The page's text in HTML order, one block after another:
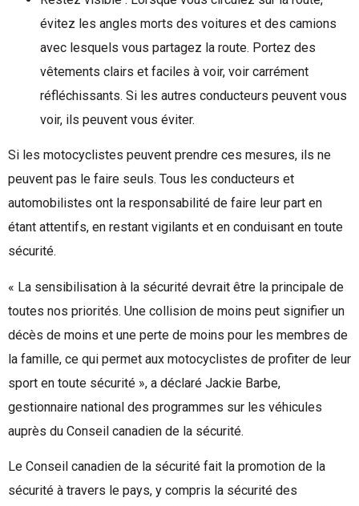
évitez les angles morts des voitures et des camions
avec lesquels vous partagez la route. Portez des
vêtements clairs et faciles à voir, voir carrément
réfléchissants. Si les autres conducteurs peuvent vous
voir, ils peuvent vous éviter.
Si les motocyclistes peuvent prendre ces mesures, ils ne
peuvent pas le faire seuls. Tous les conducteurs et
automobilistes ont la responsabilité de faire leur part en
étant attentifs, en restant vigilants et en conduisant en toute
sécurité.
« La sensibilisation à la sécurité devrait être la principale de
toutes nos priorités. Une collision de moins peut signifier un
décès de moins et une perte de moins pour les membres de
la famille, ce qui permet aux motocyclistes de profiter de leur
sport en toute sécurité », a déclaré Jackie Barbe,
gestionnaire national des programmes sur les véhicules
auprès du Conseil canadien de la sécurité.
Le Conseil canadien de la sécurité fait la promotion de la
sécurité à travers le pays, y compris la sécurité des